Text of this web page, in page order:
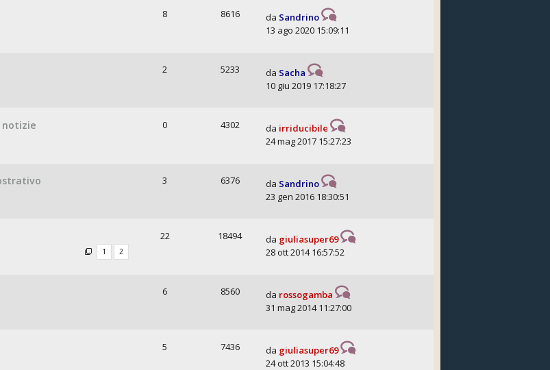
8 8616 da Sandrino
13 ago 2020 15:09:11
2 5233 da Sacha
10 giu 2019 17:18:27
0 4302 da irriducibile
24 mag 2017 15:27:23
3 6376 da Sandrino
23 gen 2016 18:30:51
1 2
22 18494 da giuliasuper69
28 ott 2014 16:57:52
6 8560 da rossogamba
31 mag 2014 11:27:00
5 7436 da giuliasuper69
24 ott 2013 15:04:48